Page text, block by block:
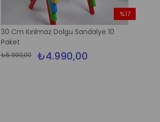
30 Cm Kırılmaz Dolgu Sandalye 10
Paket
₺4.990,00
₺5.990,00
%17
İndirim